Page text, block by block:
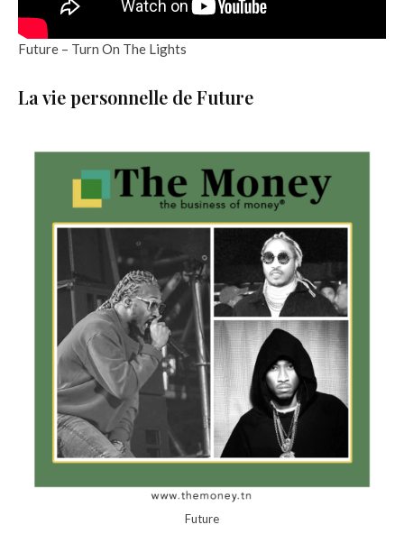
Future – Turn On The Lights
La vie personnelle de Future
Future